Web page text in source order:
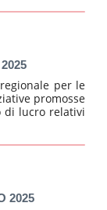
per le
promosse
di lucro relativi
2025